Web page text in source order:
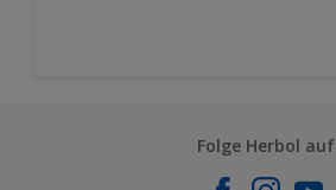
Folge Herbol auf